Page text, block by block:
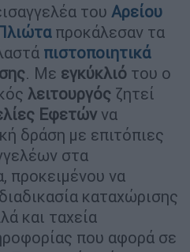
του Αρείου
προκάλεσαν τα
πιστοποιητικά
. Με εγκύκλιό του ο
λειτουργός ζητεί
Εφετών να
δράση με επιτόπιες
στα
προκειμένου να
καταχώρισης
και ταχεία
που αφορά σε